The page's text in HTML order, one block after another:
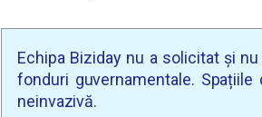
Echipa Biziday nu a solicitat și
fonduri guvernamentale.
neinvazivă.